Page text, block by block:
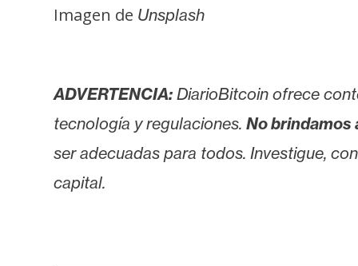
n
e
m
a
Imagen de Unsplash
ADVERTENCIA: DiarioBitcoin ofrece
tecnología y regulaciones. No
ser adecuadas para todos. Investigue,
capital.